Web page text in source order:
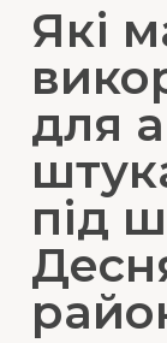
Які
для
під